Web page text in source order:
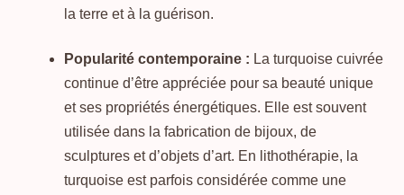
Turquoise cuivrée, Pierre de protection
Unakite, Pierre d’apaisement
Ouvrir
menu
Livre d’or
la terre et à la guérison.
Popularité contemporaine : La turquoise cuivrée
continue d’être appréciée pour sa beauté unique
et ses propriétés énergétiques. Elle est souvent
utilisée dans la fabrication de bijoux, de
sculptures et d’objets d’art. En lithothérapie, la
turquoise est parfois considérée comme une